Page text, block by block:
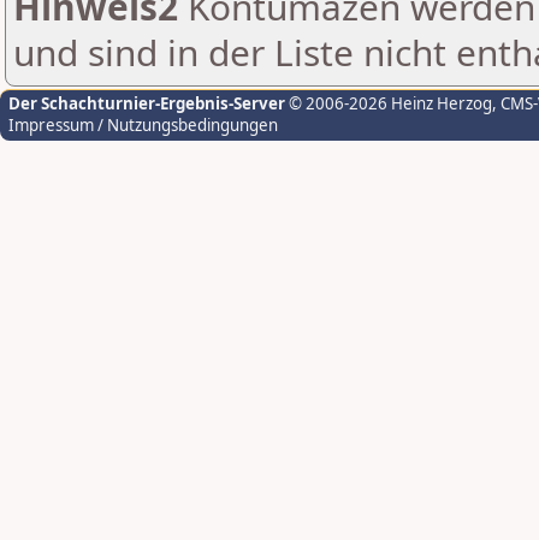
und sind in der Liste nicht
Der Schachturnier-Ergebnis-Server© 2006-2026 Heinz Herzog,
Impressum / Nutzungsbedingungen